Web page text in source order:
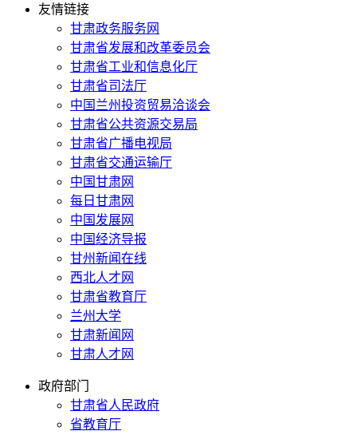
友情链接
甘肃政务服务网
甘肃省发展和改革委员会
甘肃省工业和信息化厅
甘肃省司法厅
中国兰州投资贸易洽谈会
甘肃省公共资源交易局
甘肃省广播电视局
甘肃省交通运输厅
中国甘肃网
每日甘肃网
中国发展网
中国经济导报
甘州新闻在线
西北人才网
甘肃省教育厅
兰州大学
甘肃新闻网
甘肃人才网
政府部门
甘肃省人民政府
省教育厅